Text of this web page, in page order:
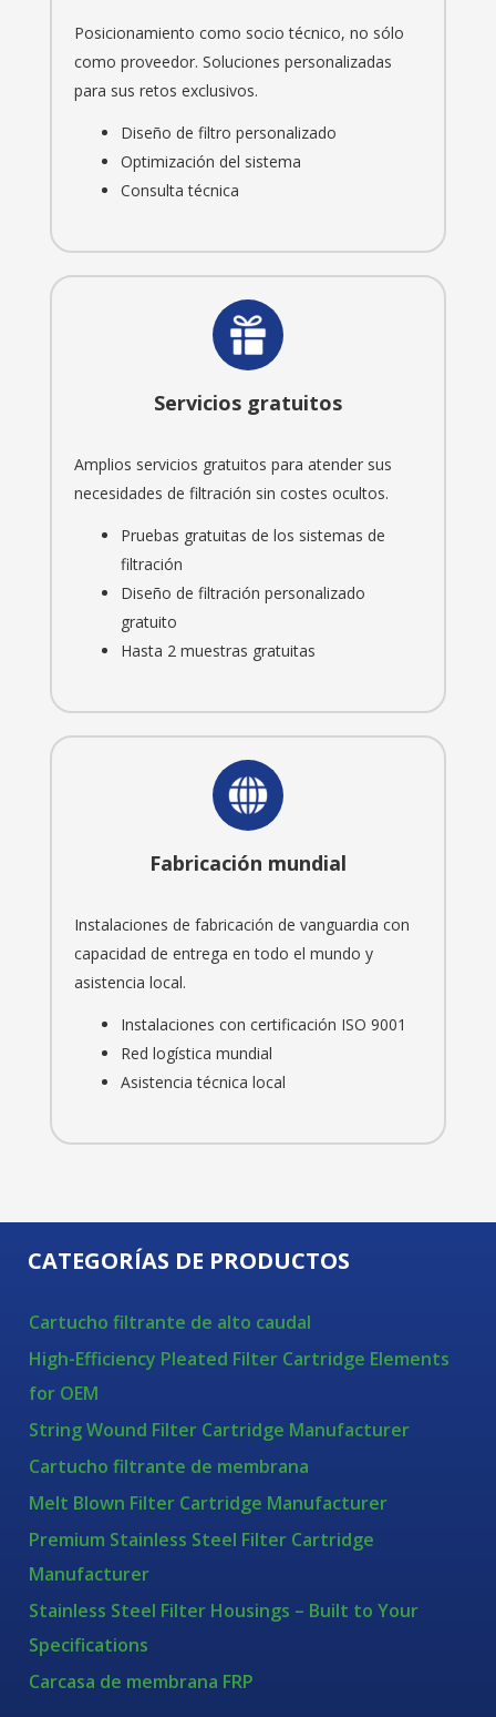
Posicionamiento como socio técnico, no sólo
como proveedor. Soluciones personalizadas
para sus retos exclusivos.
Diseño de filtro personalizado
Optimización del sistema
Consulta técnica
Servicios gratuitos
Amplios servicios gratuitos para atender sus
necesidades de filtración sin costes ocultos.
Pruebas gratuitas de los sistemas de
filtración
Diseño de filtración personalizado
gratuito
Hasta 2 muestras gratuitas
Fabricación mundial
Instalaciones de fabricación de vanguardia con
capacidad de entrega en todo el mundo y
asistencia local.
Instalaciones con certificación ISO 9001
Red logística mundial
Asistencia técnica local
CATEGORÍAS DE PRODUCTOS
Cartucho filtrante de alto caudal
High-Efficiency Pleated Filter Cartridge Elements
for OEM
String Wound Filter Cartridge Manufacturer
Cartucho filtrante de membrana
Melt Blown Filter Cartridge Manufacturer
Premium Stainless Steel Filter Cartridge
Manufacturer
Stainless Steel Filter Housings – Built to Your
Specifications
Carcasa de membrana FRP